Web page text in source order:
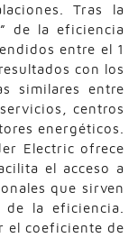
Tras la
de la eficiencia
entre el 1
con los
similares entre
centros
energéticos.
Electric ofrece
el acceso a
que sirven
la eficiencia.
el coeficiente de